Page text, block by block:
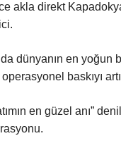
akla direkt
dünyanın en
baskıyı
en güzel anı”